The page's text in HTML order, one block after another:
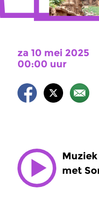
za 10 mei 2025
00:00 uur
met